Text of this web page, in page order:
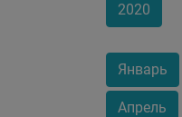
2020
Январь
Апрель